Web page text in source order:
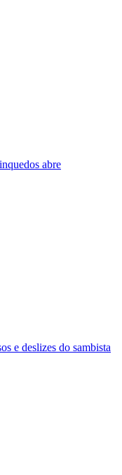
abre
e deslizes do sambista